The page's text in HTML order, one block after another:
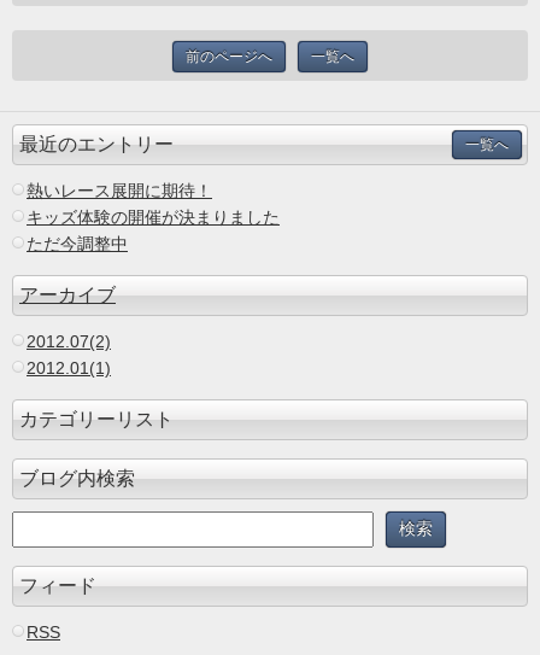
前のページへ 一覧へ
最近のエントリー 一覧へ
熱いレース展開に期待！
キッズ体験の開催が決まりました
ただ今調整中
アーカイブ
2012.07(2)
2012.01(1)
カテゴリーリスト
ブログ内検索
フィード
RSS